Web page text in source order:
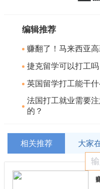
编辑推荐
赚翻了！马来西亚高
捷克留学可以打工吗
英国留学打工能干什
法国打工就业需要
的？
相关推荐 大家